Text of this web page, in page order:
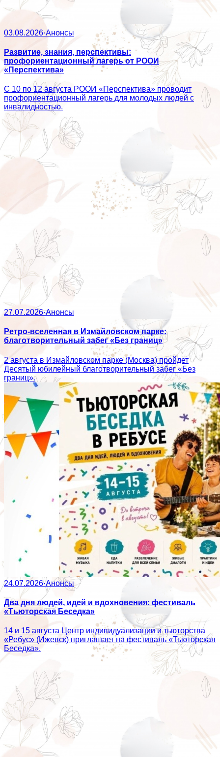
03.08.2026·Анонсы
Развитие, знания, перспективы:
профориентационный лагерь от РООИ
«Перспектива»
С 10 по 12 августа РООИ «Перспектива» проводит
профориентационный лагерь для молодых людей с
инвалидностью.
27.07.2026·Анонсы
Ретро-вселенная в Измайловском парке:
благотворительный забег «Без границ»
2 августа в Измайловском парке (Москва) пройдет
Десятый юбилейный благотворительный забег «Без
границ».
24.07.2026·Анонсы
Два дня людей, идей и вдохновения: фестиваль
«Тьюторская Беседка»
14 и 15 августа Центр индивидуализации и тьюторства
«Ребус» (Ижевск) приглашает на фестиваль «Тьюторская
Беседка».